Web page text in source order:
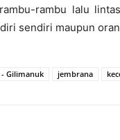
rambu lalu
sendiri maupun
- Gilimanuk jembrana